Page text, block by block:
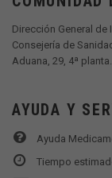
Dirección General de
Consejería de
Aduana, 29, 4ª
AYUDA Y
Ayuda
Tiempo